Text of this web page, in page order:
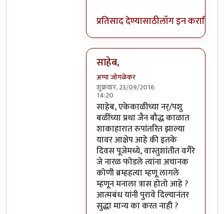
प्रतिसाद देण्यासाठीलॉग इन कराकिंवा
साहेब,
अप्पा जोगळेकर
शुक्रवार, 23/09/2016
14:20
In reply toपरंतु नारळ फोडणे म्हणजे
साहेब, एकेकाळीच्या नर्/पशु
बळींच्या प्रथा जैन बौद्ध काळात
शाकाहारात रुपांतरित झाल्या
यावर आक्षेप आहे की इतके
दिवस पूजेमध्ये, वास्तुशांतीत वगैरे
जे नारळ फोडले त्यांना अचानक
कोणी ब्रम्हहत्या म्हणू लागले
म्हणून मनाला त्रास होतो आहे ?
आत्मबंध यांनी पुरावे दिल्यानंतर
सुद्धा मान्य का करत नाही ?